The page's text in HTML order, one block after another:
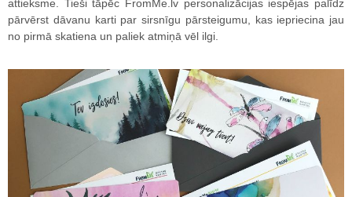
attieksme. Tieši tāpēc FromMe.lv personalizācijas iespējas palīdz
pārvērst dāvanu karti par sirsnīgu pārsteigumu, kas iepriecina jau
no pirmā skatiena un paliek atmiņā vēl ilgi.